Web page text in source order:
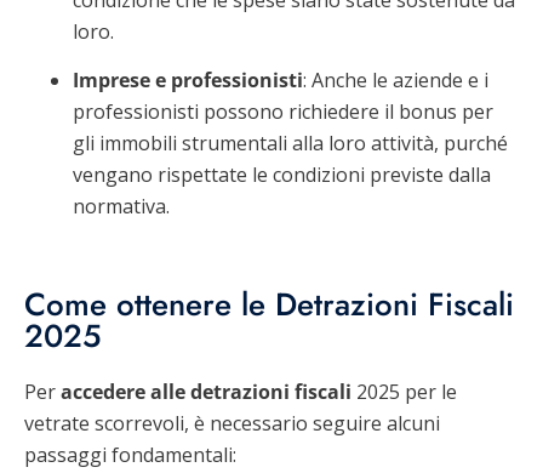
loro.
Impresee professionisti: Anche le aziende e i
professionisti possono richiedere il bonus per
gli immobili strumentali alla loro attività, purché
vengano rispettate le condizioni previste dalla
normativa.
Come ottenere le Detrazioni Fiscali
2025
Peraccederealledetrazioni fiscali 2025 per le
vetrate scorrevoli, è necessario seguire alcuni
passaggi fondamentali: